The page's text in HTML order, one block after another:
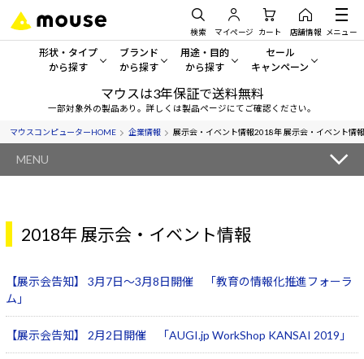
検索 マイページ カート 店舗情報 メニュー
形状・タイプ
から探す
形状・タイプから探す をすべてみる
デスクトップPC
ノートPC
ディスプレイ
ブランド
から探す
mouse
G TUNE
NEXTGEAR
Windows 11| Copilot+ PC
用途・目的
から探す
一般向けパソコン
ゲーミングPC・ゲーム向けパソコン
クリエイティブ向け
AIおすすめパソコン
セール
キャンペーン
セール・キャンペーン
期間限定セール
マウスは3年保証で送料無料
一部対象外の製品あり。詳しくは製品ページにてご確認ください。
マウスコンピューターHOME 企業情報 展示会・イベント情報2018年 展示会・イベント情報
MENU
2018年 展示会・イベント情報
【展示会告知】 3月7日～3月8日開催 「教育の情報化推進フォーラ
ム」
【展示会告知】 2月2日開催 「AUGI.jp WorkShop KANSAI 2019」